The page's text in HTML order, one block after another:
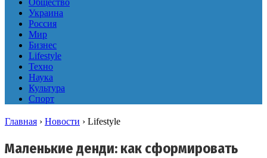
Общество
Украина
Россия
Мир
Бизнес
Lifestyle
Техно
Наука
Культура
Спорт
Главная › Новости › Lifestyle
Маленькие денди: как сформировать